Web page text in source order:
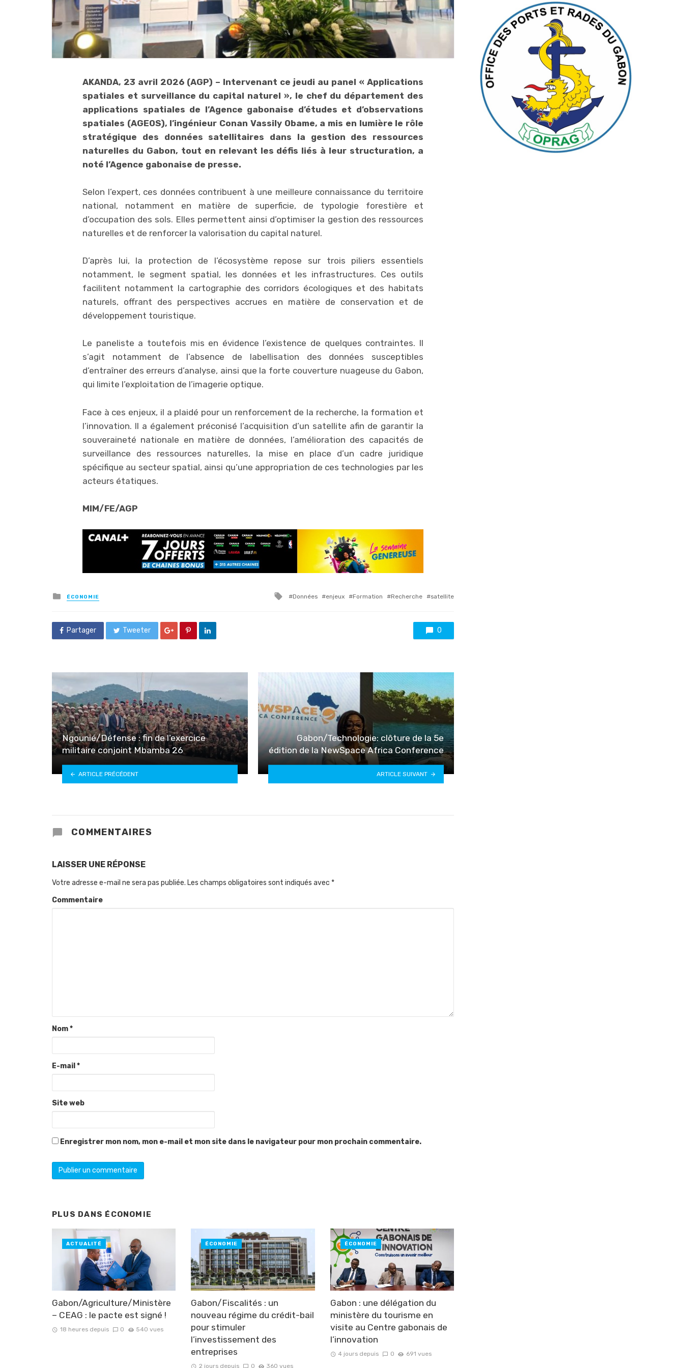
AKANDA, 23 avril 2026 (AGP) – Intervenant ce jeudi au panel « Applications
spatiales et surveillance du capital naturel », le chef du département des
applications spatiales de l’Agence gabonaise d’études et d’observations
spatiales (AGEOS), l’ingénieur Conan Vassily Obame, a mis en lumière le rôle
stratégique des données satellitaires dans la gestion des ressources
naturelles du Gabon, tout en relevant les défis liés à leur structuration, a
noté l’Agence gabonaise de presse.
Selon l’expert, ces données contribuent à une meilleure connaissance du territoire
national, notamment en matière de superficie, de typologie forestière et
d’occupation des sols. Elles permettent ainsi d’optimiser la gestion des ressources
naturelles et de renforcer la valorisation du capital naturel.
D’après lui, la protection de l’écosystème repose sur trois piliers essentiels
notamment, le segment spatial, les données et les infrastructures. Ces outils
facilitent notamment la cartographie des corridors écologiques et des habitats
naturels, offrant des perspectives accrues en matière de conservation et de
développement touristique.
Le paneliste a toutefois mis en évidence l’existence de quelques contraintes. Il
s’agit notamment de l’absence de labellisation des données susceptibles
d’entraîner des erreurs d’analyse, ainsi que la forte couverture nuageuse du Gabon,
qui limite l’exploitation de l’imagerie optique.
Face à ces enjeux, il a plaidé pour un renforcement de la recherche, la formation et
l’innovation. Il a également préconisé l’acquisition d’un satellite afin de garantir la
souveraineté nationale en matière de données, l’amélioration des capacités de
surveillance des ressources naturelles, la mise en place d’un cadre juridique
spécifique au secteur spatial, ainsi qu’une appropriation de ces technologies par les
acteurs étatiques.
MIM/FE/AGP
Posted
in
ÉCONOMIE
Tagged
Données enjeux Formation Recherche satellite
Partager Tweeter 0
Ngounié/Défense : fin de l’exercice
militaire conjoint Mbamba 26
ARTICLE PRÉCÉDENT
Gabon/Technologie: clôture de la 5e
édition de la NewSpace Africa Conference
ARTICLE SUIVANT
COMMENTAIRES
LAISSER UNE RÉPONSE
Votre adresse e-mail ne sera pas publiée. Les champs obligatoires sont indiqués avec *
Commentaire
Nom*
E-mail *
Site web
Enregistrer mon nom, mon e-mail et mon site dans le navigateur pour mon prochain commentaire.
PLUS DANS ÉCONOMIE
Gabon/Agriculture/Ministère
– CEAG : le pacte est signé !
18 heures depuis 0 540 vues
ACTUALITÉ
Gabon/Fiscalités : un
nouveau régime du crédit-bail
pour stimuler
l’investissement des
entreprises
2 jours depuis 0 360 vues
ÉCONOMIE
Gabon : une délégation du
ministère du tourisme en
visite au Centre gabonais de
l’innovation
4 jours depuis 0 691 vues
ÉCONOMIE